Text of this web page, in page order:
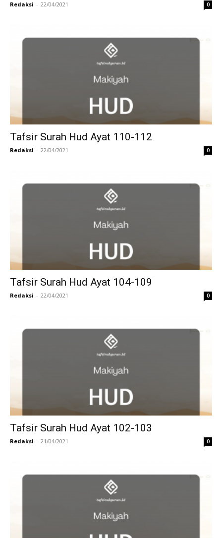
Redaksi - 22/04/2021 0
Tafsir Surah Hud Ayat 110-112
Redaksi - 22/04/2021 0
Tafsir Surah Hud Ayat 104-109
Redaksi - 22/04/2021 0
Tafsir Surah Hud Ayat 102-103
Redaksi - 21/04/2021 0